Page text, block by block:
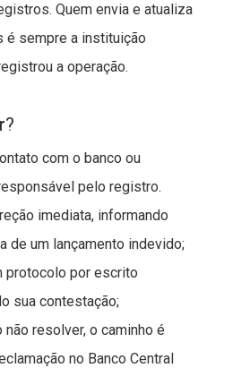
Quem envia e atualiza
é sempre a instituição
a operação.
?
com o banco ou
pelo registro.
imediata, informando
de um lançamento indevido;
protocolo por escrito
sua contestação;
não resolver, o caminho é
no Banco Central